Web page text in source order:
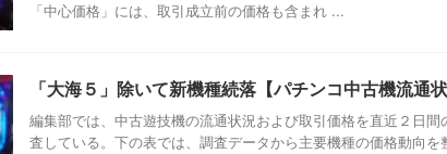
「中心価格」には、取引成立前の価格も含まれ ...
「大海５」除いて新機種続落【パチンコ中古機流通状
編集部では、中古遊技機の流通状況および取引価格を直近２日間
査している。下の表では、調査データから主要機種の価格動向を